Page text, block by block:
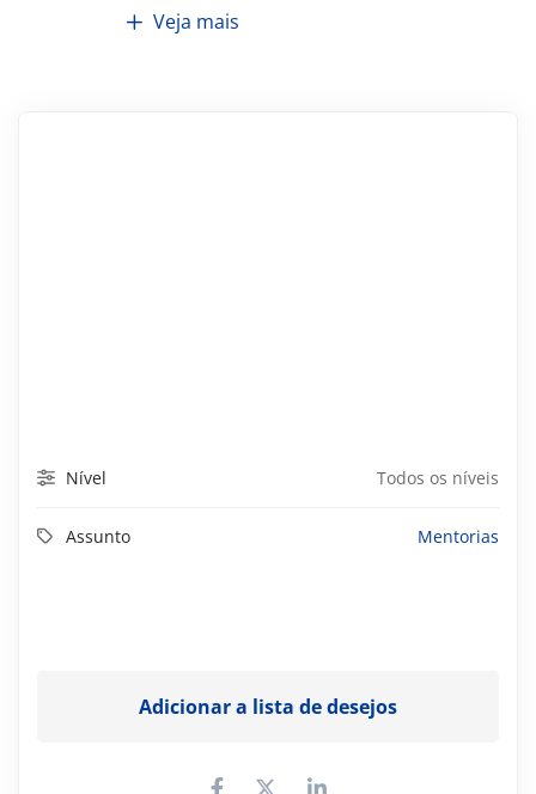
Veja mais
Nível Todos os níveis
Assunto Mentorias
Adicionar a lista de desejos